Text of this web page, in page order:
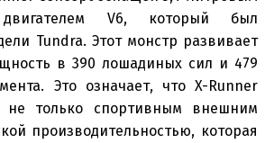
двигателем V6, который был
Tundra. Этот монстр развивает
в 390 лошадиных сил и 479
Это означает, что X-Runner
не только спортивным внешним
производительностью, которая